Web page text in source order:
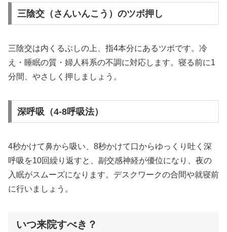
三陰交（さんいんこう）のツボ押し
三陰交は内くるぶしの上、指4本分にあるツボです。冷
え・睡眠の質・婦人科系の不調に対応します。寝る前に1
分間、やさしく押しましょう。
深呼吸（4-8呼吸法）
4秒かけて鼻から吸い、8秒かけて口からゆっくり吐く深
呼吸を10回繰り返すと、副交感神経が優位になり、夜の
入眠がスムーズになります。デスクワークの合間や就寝前
に行いましょう。
いつ来院すべき？